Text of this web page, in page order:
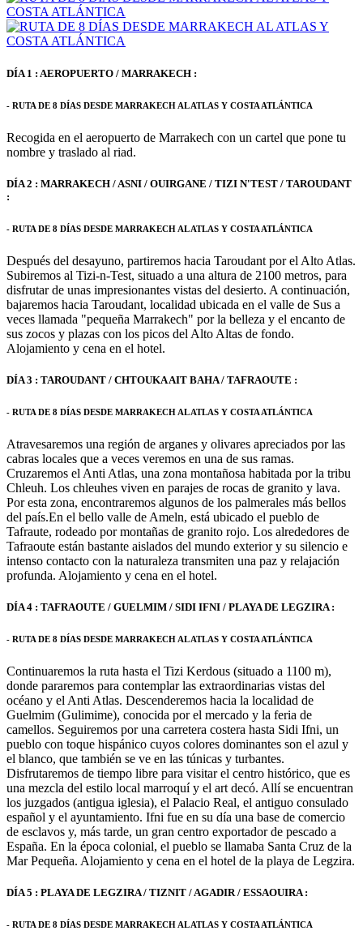
DÍA 1 : AEROPUERTO / MARRAKECH :
- RUTA DE 8 DÍAS DESDE MARRAKECH AL ATLAS Y COSTA ATLÁNTICA
Recogida en el aeropuerto de Marrakech con un cartel que pone tu
nombre y traslado al riad.
DÍA 2 : MARRAKECH / ASNI / OUIRGANE / TIZI N'TEST / TAROUDANT
:
- RUTA DE 8 DÍAS DESDE MARRAKECH AL ATLAS Y COSTA ATLÁNTICA
Después del desayuno, partiremos hacia Taroudant por el Alto Atlas.
Subiremos al Tizi-n-Test, situado a una altura de 2100 metros, para
disfrutar de unas impresionantes vistas del desierto. A continuación,
bajaremos hacia Taroudant, localidad ubicada en el valle de Sus a
veces llamada "pequeña Marrakech" por la belleza y el encanto de
sus zocos y plazas con los picos del Alto Altas de fondo.
Alojamiento y cena en el hotel.
DÍA 3 : TAROUDANT / CHTOUKA AIT BAHA / TAFRAOUTE :
- RUTA DE 8 DÍAS DESDE MARRAKECH AL ATLAS Y COSTA ATLÁNTICA
Atravesaremos una región de arganes y olivares apreciados por las
cabras locales que a veces veremos en una de sus ramas.
Cruzaremos el Anti Atlas, una zona montañosa habitada por la tribu
Chleuh. Los chleuhes viven en parajes de rocas de granito y lava.
Por esta zona, encontraremos algunos de los palmerales más bellos
del país.En el bello valle de Ameln, está ubicado el pueblo de
Tafraute, rodeado por montañas de granito rojo. Los alrededores de
Tafraoute están bastante aislados del mundo exterior y su silencio e
intenso contacto con la naturaleza transmiten una paz y relajación
profunda. Alojamiento y cena en el hotel.
DÍA 4 : TAFRAOUTE / GUELMIM / SIDI IFNI / PLAYA DE LEGZIRA :
- RUTA DE 8 DÍAS DESDE MARRAKECH AL ATLAS Y COSTA ATLÁNTICA
Continuaremos la ruta hasta el Tizi Kerdous (situado a 1100 m),
donde pararemos para contemplar las extraordinarias vistas del
océano y el Anti Atlas. Descenderemos hacia la localidad de
Guelmim (Gulimime), conocida por el mercado y la feria de
camellos. Seguiremos por una carretera costera hasta Sidi Ifni, un
pueblo con toque hispánico cuyos colores dominantes son el azul y
el blanco, que también se ve en las túnicas y turbantes.
Disfrutaremos de tiempo libre para visitar el centro histórico, que es
una mezcla del estilo local marroquí y el art decó. Allí se encuentran
los juzgados (antigua iglesia), el Palacio Real, el antiguo consulado
español y el ayuntamiento. Ifni fue en su día una base de comercio
de esclavos y, más tarde, un gran centro exportador de pescado a
España. En la época colonial, el pueblo se llamaba Santa Cruz de la
Mar Pequeña. Alojamiento y cena en el hotel de la playa de Legzira.
DÍA 5 : PLAYA DE LEGZIRA / TIZNIT / AGADIR / ESSAOUIRA :
- RUTA DE 8 DÍAS DESDE MARRAKECH AL ATLAS Y COSTA ATLÁNTICA